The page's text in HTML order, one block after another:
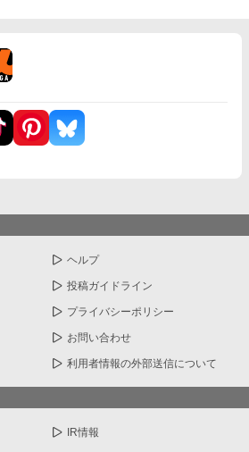
ヘルプ
投稿ガイドライン
プライバシーポリシー
お問い合わせ
利用者情報の外部送信について
IR情報